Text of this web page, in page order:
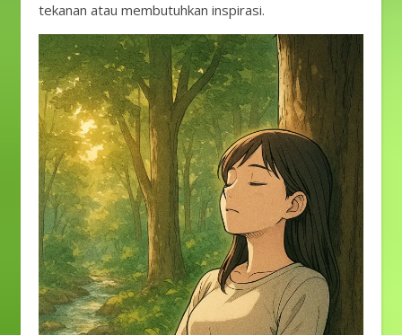
tekanan atau membutuhkan inspirasi.